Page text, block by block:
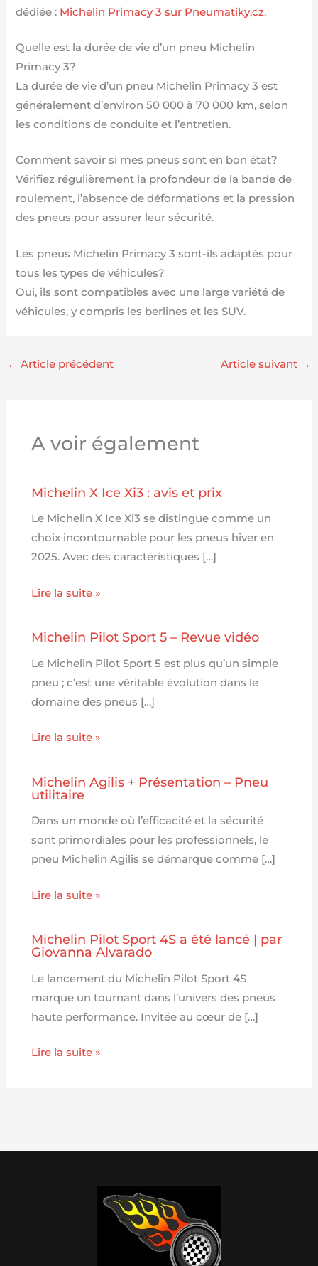
dédiée : Michelin Primacy 3 sur Pneumatiky.cz.
Quelle est la durée de vie d’un pneu Michelin
Primacy 3?
La durée de vie d’un pneu Michelin Primacy 3 est
généralement d’environ 50 000 à 70 000 km, selon
les conditions de conduite et l’entretien.
Comment savoir si mes pneus sont en bon état?
Vérifiez régulièrement la profondeur de la bande de
roulement, l’absence de déformations et la pression
des pneus pour assurer leur sécurité.
Les pneus Michelin Primacy 3 sont-ils adaptés pour
tous les types de véhicules?
Oui, ils sont compatibles avec une large variété de
véhicules, y compris les berlines et les SUV.
← Article précédent Article suivant →
A voir également
Michelin X Ice Xi3 : avis et prix
Le Michelin X Ice Xi3 se distingue comme un
choix incontournable pour les pneus hiver en
2025. Avec des caractéristiques […]
Lire la suite »
Michelin Pilot Sport 5 – Revue vidéo
Le Michelin Pilot Sport 5 est plus qu’un simple
pneu ; c’est une véritable évolution dans le
domaine des pneus […]
Lire la suite »
Michelin Agilis + Présentation – Pneu
utilitaire
Dans un monde où l’efficacité et la sécurité
sont primordiales pour les professionnels, le
pneu Michelin Agilis se démarque comme […]
Lire la suite »
Michelin Pilot Sport 4S a été lancé | par
Giovanna Alvarado
Le lancement du Michelin Pilot Sport 4S
marque un tournant dans l’univers des pneus
haute performance. Invitée au cœur de […]
Lire la suite »